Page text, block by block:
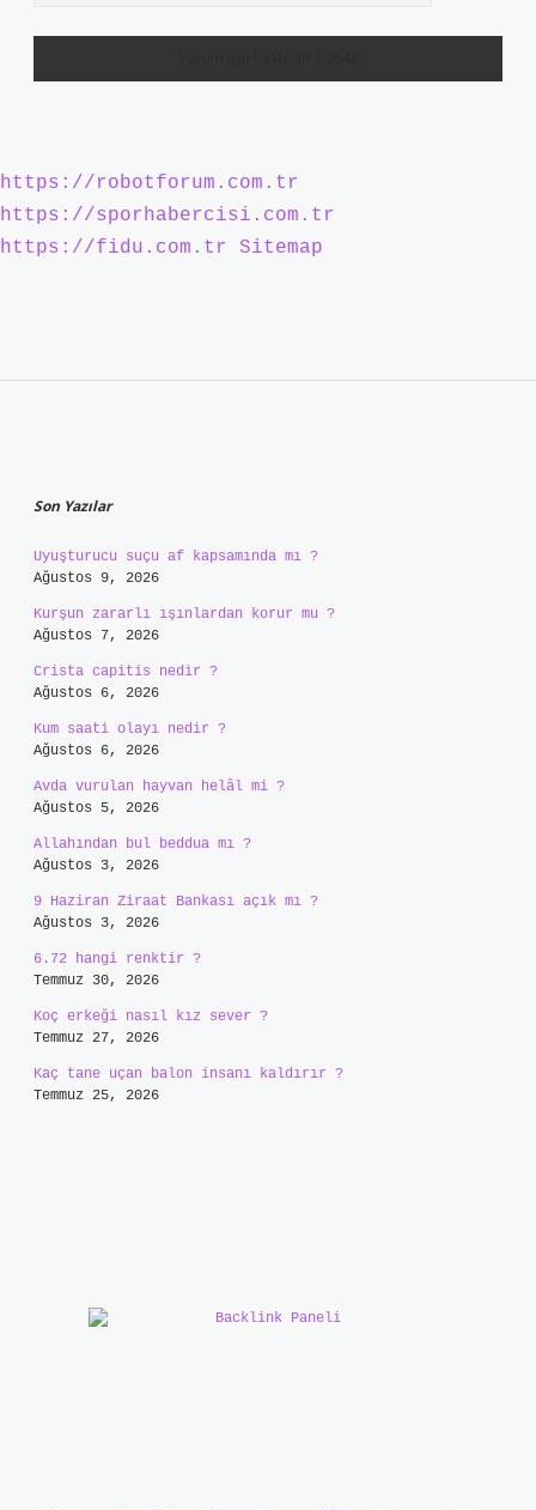
https://robotforum.com.tr
https://sporhabercisi.com.tr
https://fidu.com.tr
Sitemap
Son Yazılar
Uyuşturucu suçu af kapsamında mı ?
Ağustos 9, 2026
Kurşun zararlı ışınlardan korur mu ?
Ağustos 7, 2026
Crista capitis nedir ?
Ağustos 6, 2026
Kum saati olayı nedir ?
Ağustos 6, 2026
Avda vurulan hayvan helâl mi ?
Ağustos 5, 2026
Allahından bul beddua mı ?
Ağustos 3, 2026
9 Haziran Ziraat Bankası açık mı ?
Ağustos 3, 2026
6.72 hangi renktir ?
Temmuz 30, 2026
Koç erkeği nasıl kız sever ?
Temmuz 27, 2026
Kaç tane uçan balon insanı kaldırır ?
Temmuz 25, 2026